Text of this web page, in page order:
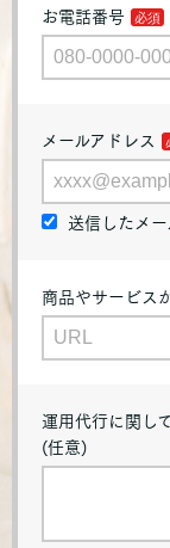
お電話番号
メールアドレス
送信したメ
商品やサービス
運用代行に関し
(任意)